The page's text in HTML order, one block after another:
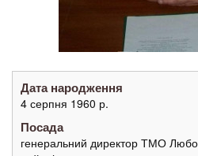
Дата народження
4 серпня 1960 р.
Посада
генеральний директор ТМО